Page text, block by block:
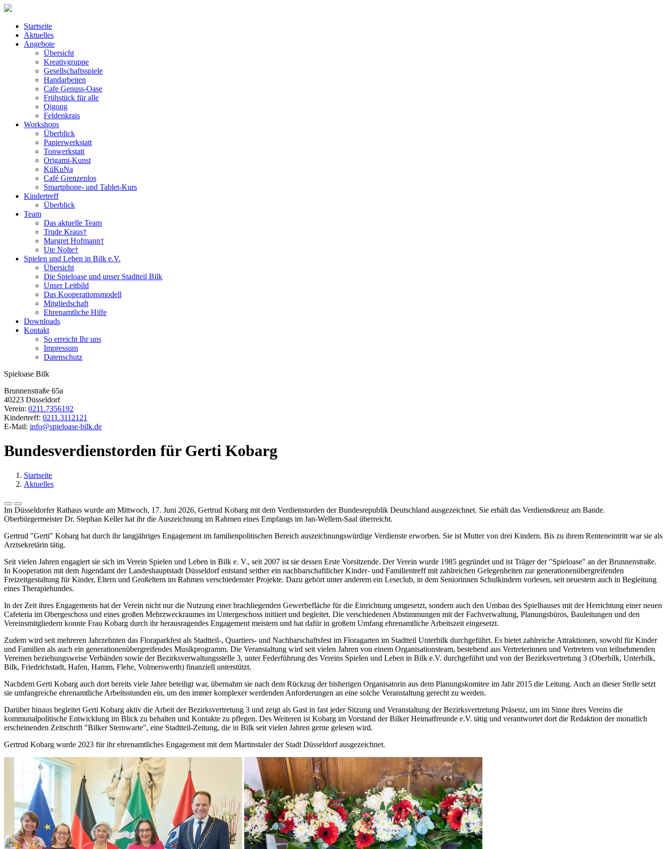
Startseite
Aktuelles
Angebote
Übersicht
Kreativgruppe
Gesellschaftsspiele
Handarbeiten
Cafe Genuss-Oase
Frühstück für alle
Qigong
Feldenkrais
Workshops
Überblick
Papierwerkstatt
Tonwerkstatt
Origami-Kunst
KüKuNa
Café Grenzenlos
Smartphone- und Tablet-Kurs
Kindertreff
Überblick
Team
Das aktuelle Team
Trude Kraus†
Margret Hofmann†
Ute Nolte†
Spielen und Leben in Bilk e.V.
Übersicht
Die Spieloase und unser Stadtteil Bilk
Unser Leitbild
Das Kooperationsmodell
Mitgliedschaft
Ehrenamtliche Hilfe
Downloads
Kontakt
So erreicht Ihr uns
Impressum
Datenschutz
Spieloase Bilk
Brunnenstraße 65a
40223 Düsseldorf
Verein: 0211.7356192
Kindertreff: 0211.3112121
E-Mail: info@spieloase-bilk.de
Bundesverdienstorden für Gerti Kobarg
Startseite
Aktuelles
Im Düsseldorfer Rathaus wurde am Mittwoch, 17. Juni 2026, Gertrud Kobarg mit dem Verdienstorden der Bundesrepublik Deutschland ausgezeichnet. Sie erhält das Verdienstkreuz am Bande.
Oberbürgermeister Dr. Stephan Keller hat ihr die Auszeichnung im Rahmen eines Empfangs im Jan-Wellem-Saal überreicht.
Gertrud "Gerti" Kobarg hat durch ihr langjähriges Engagement im familienpolitischen Bereich auszeichnungswürdige Verdienste erworben. Sie ist Mutter von drei Kindern. Bis zu ihrem Renteneintritt war sie als
Arztsekretärin tätig.
Seit vielen Jahren engagiert sie sich im Verein Spielen und Leben in Bilk e. V., seit 2007 ist sie dessen Erste Vorsitzende. Der Verein wurde 1985 gegründet und ist Träger der "Spieloase" an der Brunnenstraße.
In Kooperation mit dem Jugendamt der Landeshauptstadt Düsseldorf entstand seither ein nachbarschaftlicher Kinder- und Familientreff mit zahlreichen Gelegenheiten zur generationenübergreifenden
Freizeitgestaltung für Kinder, Eltern und Großeltern im Rahmen verschiedenster Projekte. Dazu gehört unter anderem ein Leseclub, in dem Seniorinnen Schulkindern vorlesen, seit neuestem auch in Begleitung
eines Therapiehundes.
In der Zeit ihres Engagements hat der Verein nicht nur die Nutzung einer brachliegenden Gewerbefläche für die Einrichtung umgesetzt, sondern auch den Umbau des Spielhauses mit der Herrichtung einer neuen
Cafeteria im Obergeschoss und eines großen Mehrzweckraumes im Untergeschoss initiiert und begleitet. Die verschiedenen Abstimmungen mit der Fachverwaltung, Planungsbüros, Bauleitungen und den
Vereinsmitgliedern konnte Frau Kobarg durch ihr herausragendes Engagement meistern und hat dafür in großem Umfang ehrenamtliche Arbeitszeit eingesetzt.
Zudem wird seit mehreren Jahrzehnten das Floraparkfest als Stadtteil-, Quartiers- und Nachbarschaftsfest im Floragarten im Stadtteil Unterbilk durchgeführt. Es bietet zahlreiche Attraktionen, sowohl für Kinder
und Familien als auch ein generationenübergreifendes Musikprogramm. Die Veranstaltung wird seit vielen Jahren von einem Organisationsteam, bestehend aus Vertreterinnen und Vertretern von teilnehmenden
Vereinen beziehungsweise Verbänden sowie der Bezirksverwaltungsstelle 3, unter Federführung des Vereins Spielen und Leben in Bilk e.V. durchgeführt und von der Bezirksvertretung 3 (Oberbilk, Unterbilk,
Bilk, Friedrichstadt, Hafen, Hamm, Flehe, Volmerswerth) finanziell unterstützt.
Nachdem Gerti Kobarg auch dort bereits viele Jahre beteiligt war, übernahm sie nach dem Rückzug der bisherigen Organisatorin aus dem Planungskomitee im Jahr 2015 die Leitung. Auch an dieser Stelle setzt
sie umfangreiche ehrenamtliche Arbeitsstunden ein, um den immer komplexer werdenden Anforderungen an eine solche Veranstaltung gerecht zu werden.
Darüber hinaus begleitet Gerti Kobarg aktiv die Arbeit der Bezirksvertretung 3 und zeigt als Gast in fast jeder Sitzung und Veranstaltung der Bezirksvertretung Präsenz, um im Sinne ihres Vereins die
kommunalpolitische Entwicklung im Blick zu behalten und Kontakte zu pflegen. Des Weiteren ist Kobarg im Vorstand der Bilker Heimatfreunde e.V. tätig und verantwortet dort die Redaktion der monatlich
erscheinenden Zeitschrift "Bilker Sternwarte", eine Stadtteil-Zeitung, die in Bilk seit vielen Jahren gerne gelesen wird.
Gertrud Kobarg wurde 2023 für ihr ehrenamtliches Engagement mit dem Martinstaler der Stadt Düsseldorf ausgezeichnet.